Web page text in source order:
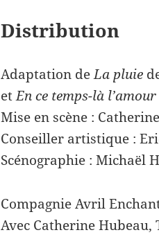
Distribution
Adaptation deLa pluie
etEn ce temps-là l’amour
Mise en scène :
Conseiller artistique :
Scénographie : Michaël
Compagnie Avril
Avec Catherine Hubeau,